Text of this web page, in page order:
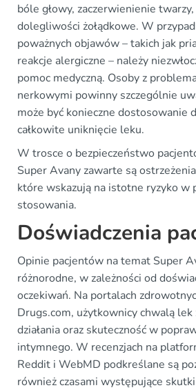
bóle głowy, zaczerwienienie twarzy,
dolegliwości żołądkowe. W
poważnych objawów – takich jak
reakcje alergiczne – należy
pomoc medyczną. Osoby z
nerkowymi powinny szczególnie
może być konieczne dostosowanie
całkowite uniknięcie leku.
W trosce o bezpieczeństwo
Super Avany zawarte są
które wskazują na istotne ryzyko w
stosowania.
Doświadczenia
Opinie pacjentów na temat Super
różnorodne, w zależności od
oczekiwań. Na portalach
Drugs.com, użytkownicy chwalą lek
działania oraz skuteczność w
intymnego. W recenzjach na
Reddit i WebMD podkreślane są
również czasami występujące